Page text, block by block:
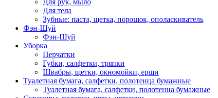
Для тела
Зубные: паста, щетка, порошок, ополаскиватель
Фэн-Шуй
Фэн-Шуй
Уборка
Перчатки
Губки, салфетки, тряпки
Швабры, щетки, окномойки, ерши
Туалетная бумага, салфетки, полотенца бумажные
Туалетная бумага, салфетки, полотенца бумажные